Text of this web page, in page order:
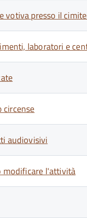
votiva presso il
laboratori e
circense
audiovisivi
modificare l'attività